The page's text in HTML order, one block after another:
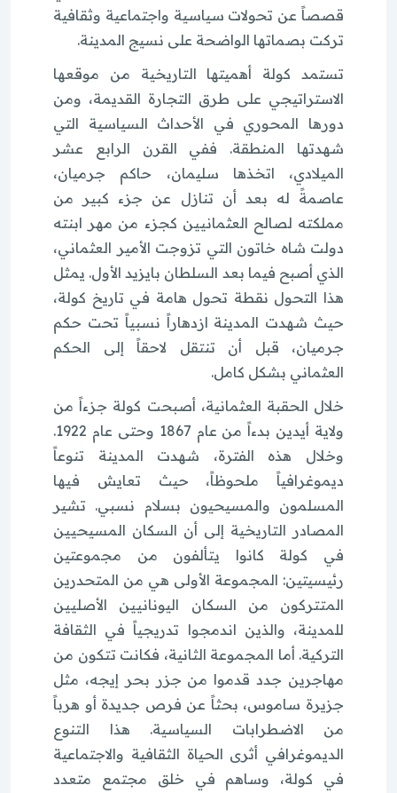
قصصاً عن تحولات سياسية واجتماعية وثقافية
تركت بصماتها الواضحة على نسيج المدينة.
تستمد كولة أهميتها التاريخية من موقعها
الاستراتيجي على طرق التجارة القديمة، ومن
دورها المحوري في الأحداث السياسية التي
شهدتها المنطقة. ففي القرن الرابع عشر
الميلادي، اتخذها سليمان، حاكم جرميان،
عاصمةً له بعد أن تنازل عن جزء كبير من
مملكته لصالح العثمانيين كجزء من مهر ابنته
دولت شاه خاتون التي تزوجت الأمير العثماني،
الذي أصبح فيما بعد السلطان بايزيد الأول. يمثل
هذا التحول نقطة تحول هامة في تاريخ كولة،
حيث شهدت المدينة ازدهاراً نسبياً تحت حكم
جرميان، قبل أن تنتقل لاحقاً إلى الحكم
العثماني بشكل كامل.
خلال الحقبة العثمانية، أصبحت كولة جزءاً من
ولاية أيدين بدءاً من عام 1867 وحتى عام 1922.
وخلال هذه الفترة، شهدت المدينة تنوعاً
ديموغرافياً ملحوظاً، حيث تعايش فيها
المسلمون والمسيحيون بسلام نسبي. تشير
المصادر التاريخية إلى أن السكان المسيحيين
في كولة كانوا يتألفون من مجموعتين
رئيسيتين: المجموعة الأولى هي من المتحدرين
المتتركون من السكان اليونانيين الأصليين
للمدينة، والذين اندمجوا تدريجياً في الثقافة
التركية. أما المجموعة الثانية، فكانت تتكون من
مهاجرين جدد قدموا من جزر بحر إيجه، مثل
جزيرة ساموس، بحثاً عن فرص جديدة أو هرباً
من الاضطرابات السياسية. هذا التنوع
الديموغرافي أثرى الحياة الثقافية والاجتماعية
في كولة، وساهم في خلق مجتمع متعدد